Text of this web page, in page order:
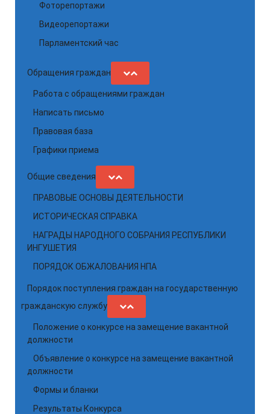
Фоторепортажи
Видеорепортажи
Парламентский час
Обращения граждан
Работа с обращениями граждан
Написать письмо
Правовая база
Графики приема
Общие сведения
ПРАВОВЫЕ ОСНОВЫ ДЕЯТЕЛЬНОСТИ
ИСТОРИЧЕСКАЯ СПРАВКА
НАГРАДЫ НАРОДНОГО СОБРАНИЯ РЕСПУБЛИКИ
ИНГУШЕТИЯ
ПОРЯДОК ОБЖАЛОВАНИЯ НПА
Порядок поступления граждан на государственную
гражданскую службу
Положение о конкурсе на замещение вакантной
должности
Объявление о конкурсе на замещение вакантной
должности
Формы и бланки
Результаты Конкурса